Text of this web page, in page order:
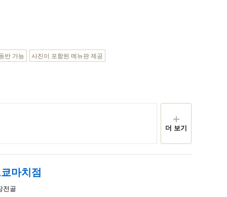
반 가능 사진이 포함된 메뉴판 제공
더 보기
마치점
전골